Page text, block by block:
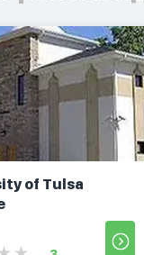
of Tulsa